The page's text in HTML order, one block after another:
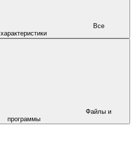
характеристики
программы